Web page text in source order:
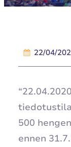
22/04/
500
ennen